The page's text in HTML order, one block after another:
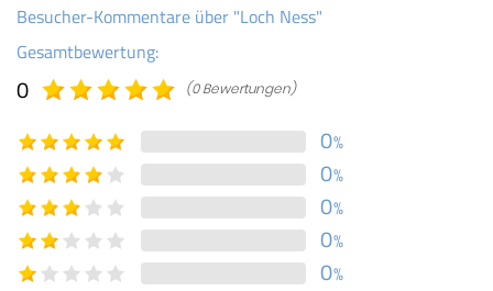
Besucher-Kommentare über "Loch Ness"
Gesamtbewertung:
0 (0 Bewertungen)
0%
0%
0%
0%
0%